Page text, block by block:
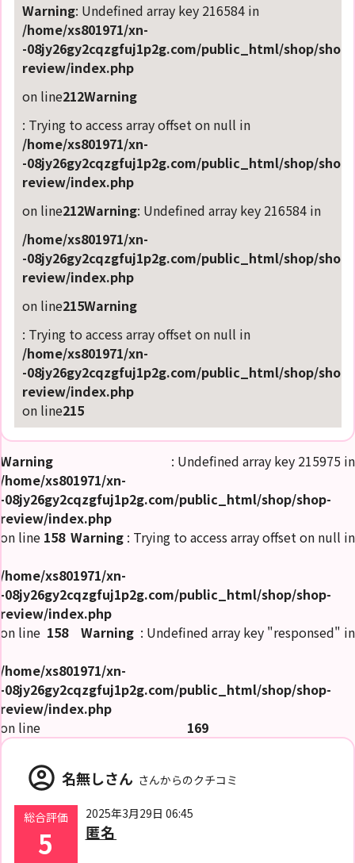
Warning: Undefined array key 216584 in
/home/xs801971/xn-
-08jy26gy2cqzgfuj1p2g.com/public_html/shop/shop-
review/index.php
on line212Warning
: Trying to access array offset on null in
/home/xs801971/xn-
-08jy26gy2cqzgfuj1p2g.com/public_html/shop/shop-
review/index.php
on line212Warning: Undefined array key 216584 in
/home/xs801971/xn-
-08jy26gy2cqzgfuj1p2g.com/public_html/shop/shop-
review/index.php
on line215Warning
: Trying to access array offset on null in
/home/xs801971/xn-
-08jy26gy2cqzgfuj1p2g.com/public_html/shop/shop-
review/index.php
on line215
Warning
: Undefined array key 215975 in
/home/xs801971/xn-
-08jy26gy2cqzgfuj1p2g.com/public_html/shop/shop-
review/index.php
on line 158 Warning : Trying to access array offset on null in
/home/xs801971/xn-
-08jy26gy2cqzgfuj1p2g.com/public_html/shop/shop-
review/index.php
on line 158 Warning : Undefined array key "responsed" in
/home/xs801971/xn-
-08jy26gy2cqzgfuj1p2g.com/public_html/shop/shop-
review/index.php
on line
169
account_circle 名無しさん さんからのクチコミ
総合評価
5
2025年3月29日 06:45
匿名